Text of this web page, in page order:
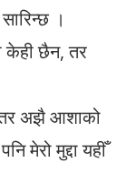
।
केही छैन, तर
तर अझै आशाको
मेरो मुद्दा यहीँ